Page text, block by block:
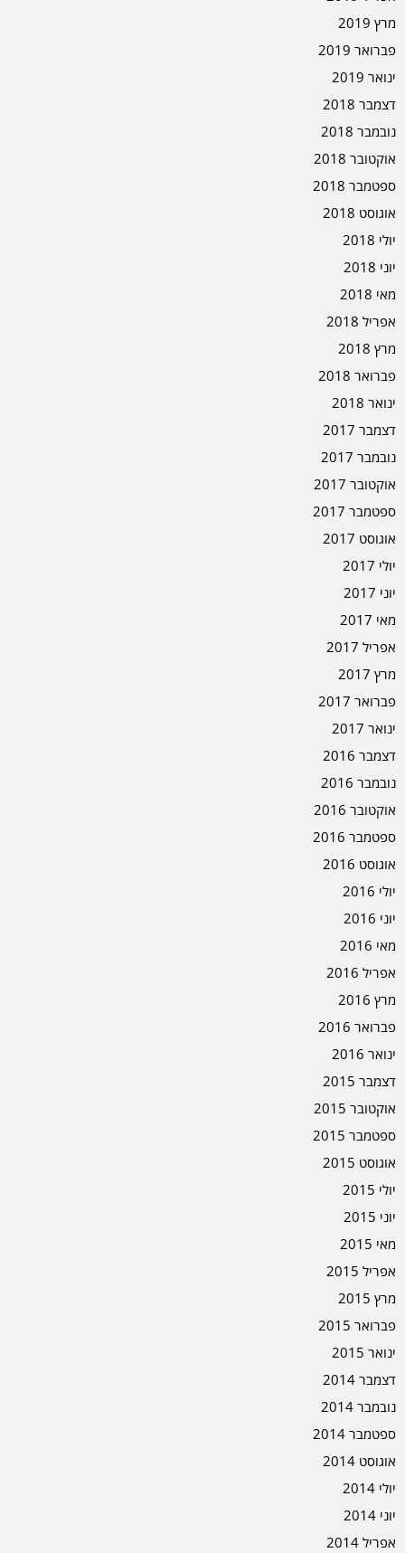
מרץ 2019
פברואר 2019
ינואר 2019
דצמבר 2018
נובמבר 2018
אוקטובר 2018
ספטמבר 2018
אוגוסט 2018
יולי 2018
יוני 2018
מאי 2018
אפריל 2018
מרץ 2018
פברואר 2018
ינואר 2018
דצמבר 2017
נובמבר 2017
אוקטובר 2017
ספטמבר 2017
אוגוסט 2017
יולי 2017
יוני 2017
מאי 2017
אפריל 2017
מרץ 2017
פברואר 2017
ינואר 2017
דצמבר 2016
נובמבר 2016
אוקטובר 2016
ספטמבר 2016
אוגוסט 2016
יולי 2016
יוני 2016
מאי 2016
אפריל 2016
מרץ 2016
פברואר 2016
ינואר 2016
דצמבר 2015
אוקטובר 2015
ספטמבר 2015
אוגוסט 2015
יולי 2015
יוני 2015
מאי 2015
אפריל 2015
מרץ 2015
פברואר 2015
ינואר 2015
דצמבר 2014
נובמבר 2014
ספטמבר 2014
אוגוסט 2014
יולי 2014
יוני 2014
אפריל 2014